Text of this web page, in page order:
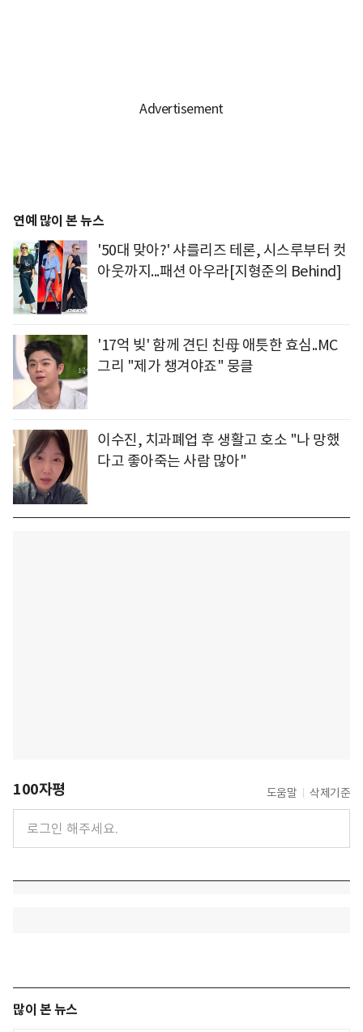
연예 많이 본 뉴스
'50대 맞아?' 샤를리즈 테론, 시스루부터 컷
아웃까지...패션 아우라[지형준의 Behind]
'17억 빚' 함께 견딘 친母 애틋한 효심..MC
그리 "제가 챙겨야죠" 뭉클
이수진, 치과폐업 후 생활고 호소 "나 망했
다고 좋아죽는 사람 많아"
100자평 도움말 삭제기준
많이 본 뉴스